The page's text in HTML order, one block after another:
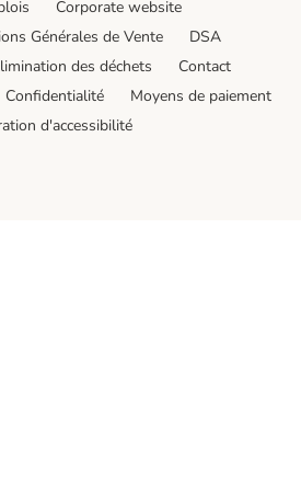
Corporate website
Générales de Vente
DSA
des déchets
Contact
Confidentialité
Moyens de paiement
d'accessibilité